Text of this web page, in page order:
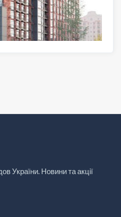
України. Новини та акції